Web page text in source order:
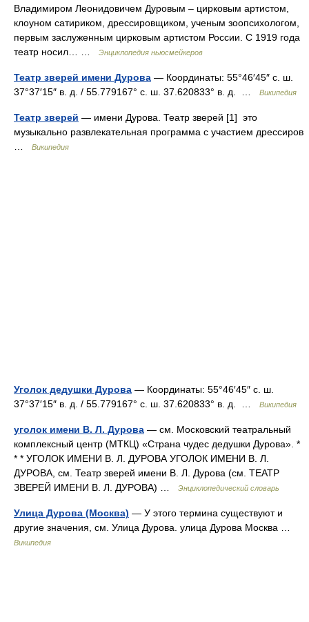
Владимиром Леонидовичем Дуровым – цирковым артистом,
клоуном сатириком, дрессировщиком, ученым зоопсихологом,
первым заслуженным цирковым артистом России. С 1919 года
театр носил… …
Энциклопедия ньюсмейкеров
Театр зверей имени Дурова — Координаты: 55°46′45″ с. ш.
37°37′15″ в. д. / 55.779167° с. ш. 37.620833° в. д. …
Википедия
Театр зверей — имени Дурова. Театр зверей [1] это
музыкально развлекательная программа с участием дрессиров
Википедия
Уголок дедушки Дурова — Координаты: 55°46′45″ с. ш.
37°37′15″ в. д. / 55.779167° с. ш. 37.620833° в. д. …
Википедия
уголок имени В. Л. Дурова — см. Московский театральный
комплексный центр (МТКЦ) «Страна чудес дедушки Дурова». *
* * УГОЛОК ИМЕНИ В. Л. ДУРОВА УГОЛОК ИМЕНИ В. Л.
ДУРОВА, см. Театр зверей имени В. Л. Дурова (см. ТЕАТР
ЗВЕРЕЙ ИМЕНИ В. Л. ДУРОВА) …
Энциклопедический словарь
Улица Дурова (Москва) — У этого термина существуют и
другие значения, см. Улица Дурова. улица Дурова Москва …
Википедия